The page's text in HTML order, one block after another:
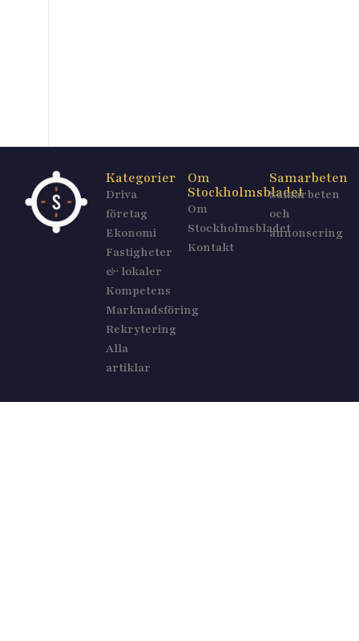
Kategorier
Driva
företag
Ekonomi
Fastigheter
& lokaler
Kompetens
Marknadsföring
Rekrytering
Alla
artiklar
Om
Stockholmsbladet
Om
Stockholmsbladet
Kontakt
Samarbeten
Samarbeten
och
annonsering